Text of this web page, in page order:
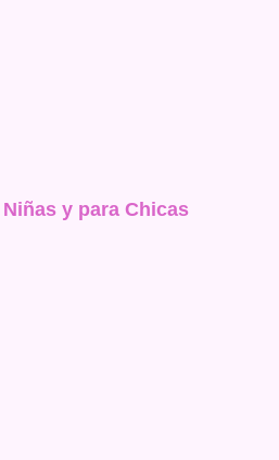
y para Chicas